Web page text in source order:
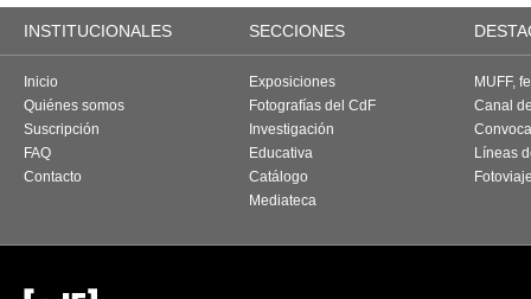
INSTITUCIONALES SECCIONES
Inicio
Quiénes somos
Suscripción
FAQ
Contacto
Exposiciones
Fotografías del CdF
Investigación
Educativa
Catálogo
Mediateca
MUFF,
Canal
Líneas